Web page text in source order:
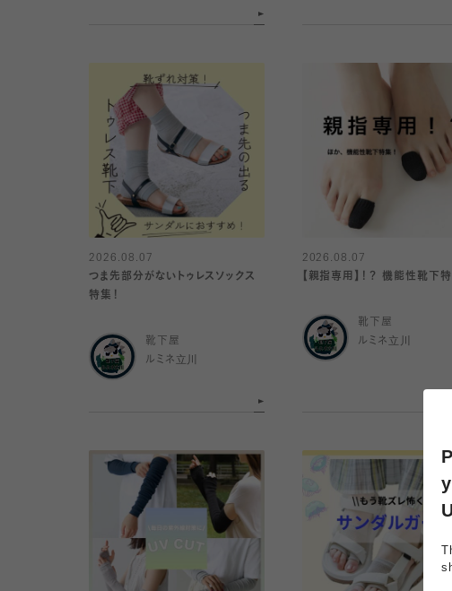
2026.08.07
つま先部分がないトゥレスソックス
特集！
靴下屋
ルミネ立川
2026.08.07
【親指専用】！？ 機能性靴下
靴下屋
ルミネ立川